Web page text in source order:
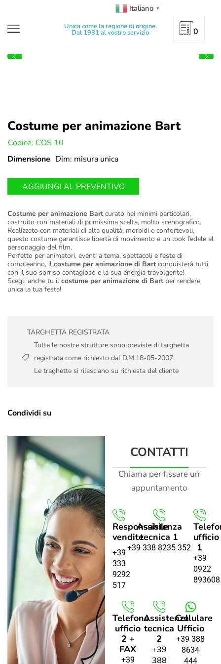
Italiano ▼
Unica come la regione di origine.
Dal 1981 al vostro servizio 0
Costume per animazione Bart
Codice: COS 10
Dimensione Dim: misura unica
AGGIUNGI AL PREVENTIVO
Costume per animazione Bartcurato nei minimi particolari,
costruito con materiali di primissima scelta, molto scenografico.
Realizzato con materiali di alta qualità, morbidi e confortevoli,
questo costume garantisce libertà di movimento e un look fedele al
personaggio del film.
Perfetto per animatori, eventi a tema, spettacoli e feste di
compleanno, il costume per animazione di Bartconquisterà tutti
con il suo sorriso contagioso e la sua energia travolgente!
Scegli anche tu il costume per animazione di Bartper rendere
unica la tua festa!
TARGHETTA REGISTRATA
Tutte le nostre strutture sono previste di targhetta
registrata come richiesto dal D.M.18-05-2007.
Le traghette si rilasciano su richiesta del cliente
Condividi su
CONTATTI
Chiama per fissare un
appuntamento
Responsabile
vendite
+39
333
9292
517
Assistenza
tecnica 1
+39 338 8235 352
ufficio
1
+39
0922
893608
Telefono
ufficio
2 +
FAX
+39
Assistenza
tecnica
2
+39
388
Cellulare
Ufficio
+39 388
8634
444